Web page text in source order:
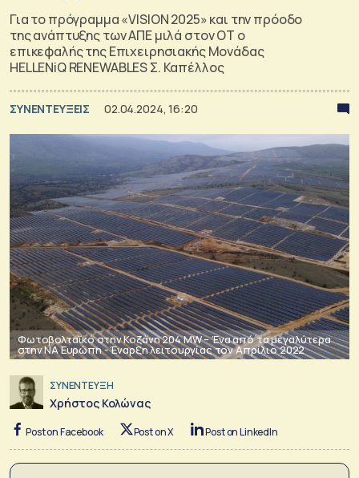
Για το πρόγραμμα «VISION 2025» και την πρόοδο
της ανάπτυξης των ΑΠΕ μιλά στον ΟΤ ο
επικεφαλής της Επιχειρησιακής Μονάδας
HELLENiQ RENEWABLES Σ. Καπέλλος
ΣΥΝΕΝΤΕΥΞΕΙΣ 02.04.2024, 16:20
Φωτοβολταϊκό στην Κοζάνη 204 MW – Ένα από τα μεγαλύτερα
στην ΝΑ Ευρώπη - Έναρξη λειτουργίας τον Απρίλιο 2022
ΣΥΝΕΝΤΕΥΞΗ
Χρήστος Κολώνας
Post on Facebook Post on X Post on LinkedIn